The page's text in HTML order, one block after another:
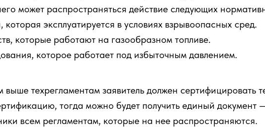
может распространяться действие следующих
которая эксплуатируется в условиях взрывоопасных сред.
которые работают на газообразном топливе.
которое работает под избыточным давлением.
техрегламентам заявитель должен сертифицировать
тогда можно будет получить единый документ
всем регламентам, которые на нее распространяются.